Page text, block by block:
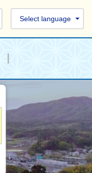
Select language
目的の情報を探